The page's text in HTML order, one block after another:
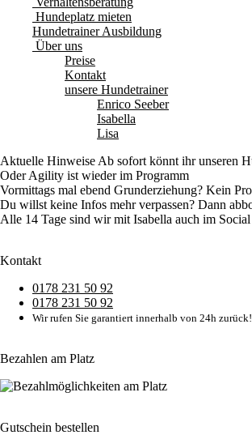
Hundeplatz mieten
Hundetrainer Ausbildung
Über uns
Preise
Kontakt
unsere Hundetrainer
Enrico Seeber
Isabella
Lisa
Aktuelle Hinweise Ab sofort könnt ihr unseren
Oder Agility ist wieder im Programm
Vormittags mal ebend Grunderziehung? Kein
Du willst keine Infos mehr verpassen? Dann
Alle 14 Tage sind wir mit Isabella auch im
Kontakt
0178 231 50 92
0178 231 50 92
Wir rufen Sie garantiert innerhalb von 24h zurück!
Bezahlen am Platz
Gutschein bestellen